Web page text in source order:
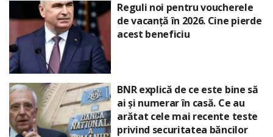
Reguli noi pentru voucherele
de vacanță în 2026. Cine pierde
acest beneficiu
BNR explică de ce este bine să
ai și numerar în casă. Ce au
arătat cele mai recente teste
privind securitatea băncilor